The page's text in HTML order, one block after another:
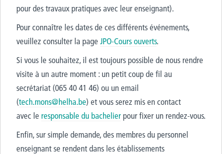
pour des travaux pratiques avec leur enseignant).
Pour connaître les dates de ces différents événements,
veuillez consulter la page JPO-Cours ouverts.
Si vous le souhaitez, il est toujours possible de nous rendre
visite à un autre moment : un petit coup de fil au
secrétariat (065 40 41 46) ou un email
(tech.mons@helha.be) et vous serez mis en contact
avec le responsable du bachelierpour fixer un rendez-vous.
Enfin, sur simple demande, des membres du personnel
enseignant se rendent dans les établissements